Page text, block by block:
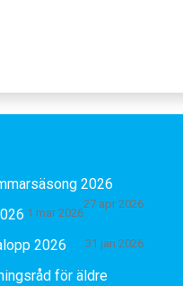
2026
27 apr 2026
1 mar 2026
2026 31 jan 2026
för äldre